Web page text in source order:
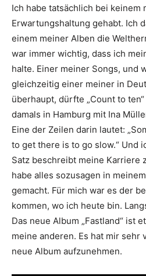
Ich habe tatsächlich bei keinem
Erwartungshaltung gehabt. Ich
einem meiner Alben die
war immer wichtig, dass ich
halte. Einer meiner Songs, und
gleichzeitig einer meiner in
überhaupt, dürfte „Count to
damals in Hamburg mit Ina
Eine der Zeilen darin lautet:
to get there is to go slow.“ Und
Satz beschreibt meine Karriere
habe alles sozusagen in
gemacht. Für mich war es der
kommen, wo ich heute bin.
Das neue Album „Fastland“ ist
meine anderen. Es hat mir sehr
neue Album aufzunehmen.